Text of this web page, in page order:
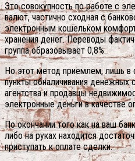
Это совокупность по работе с
валют, частично сходная с
электронным кошельком
хранения денег. Переводы
группа образовывает 0,8%.
Но этот метод приемлем, лишь в
пункты обналичивания денежных
агентства и продавцы
электронные деньги в качестве
По окончании того как на ваш
либо на руках находится
приступать к оплате сделки.